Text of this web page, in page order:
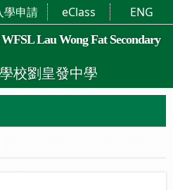
Lau Wong Fat Secondary
校劉皇發中學
學申請 eClass ENG